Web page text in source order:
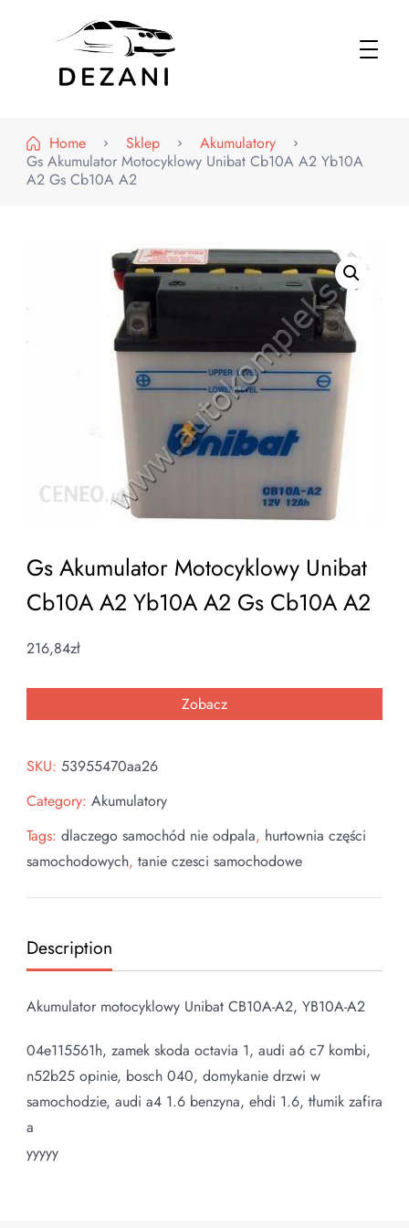
Home
Sklep
Akumulatory
Gs Akumulator Motocyklowy Unibat Cb10A A2 Yb10A
A2 Gs Cb10A A2
Gs Akumulator Motocyklowy Unibat
Cb10A A2 Yb10A A2 Gs Cb10A A2
216,84zł
Zobacz
SKU: 53955470aa26
Category: Akumulatory
Tags: dlaczego samochód nie odpala, hurtownia części
samochodowych, tanie czesci samochodowe
Description
Akumulator motocyklowy Unibat CB10A-A2, YB10A-A2
04e115561h, zamek skoda octavia 1, audi a6 c7 kombi,
n52b25 opinie, bosch 040, domykanie drzwi w
samochodzie, audi a4 1.6 benzyna, ehdi 1.6, tłumik zafira
a
yyyyy